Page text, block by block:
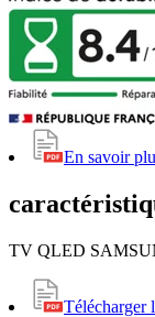
En savoir
TV QLED
Télécharger